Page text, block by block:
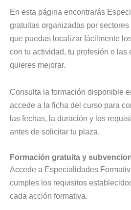
En esta página encontrarás
gratuitas organizadas por
que puedas localizar fácilmente
con tu actividad, tu profesión o las
quieres mejorar.
Consulta la formación disponible
accede a la ficha del curso para
las fechas, la duración y los
antes de solicitar tu plaza.
Formación gratuita y
Accede a Especialidades
cumples los requisitos
cada acción formativa.